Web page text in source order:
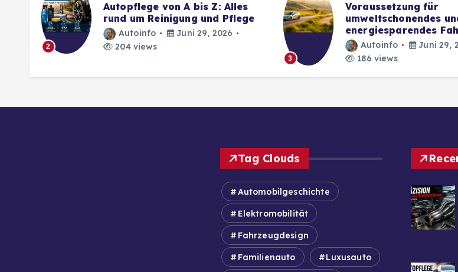
2
Autopflege von A bis Z: Alles
rund um Reinigung und Pflege
Autoinfo
Juni 29, 2026
204 views
3
Voraussetzung für
umweltschonendes
energiesparendes
Autoinfo
Juni 29,
186 views
Tag Clouds
Automobilgeschichte
Elektromobilität
Fahrzeugdesign
Familienauto Luxusauto